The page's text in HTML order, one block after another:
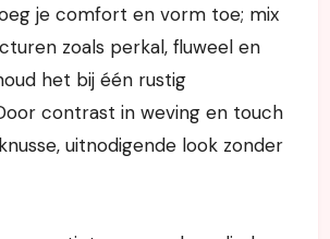
je comfort en vorm toe; mix
zoals perkal, fluweel en
het bij één rustig
contrast in weving en touch
uitnodigende look zonder